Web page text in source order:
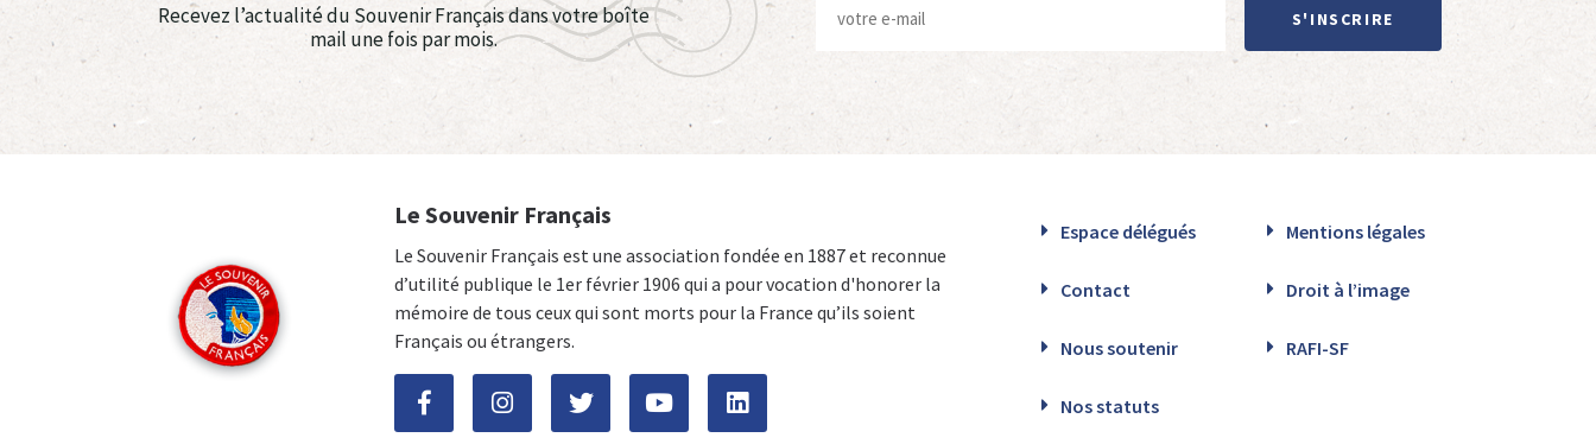
Recevez l’actualité du Souvenir Français dans votre boîte
mail une fois par mois.
S'INSCRIRE
Le Souvenir Français
Le Souvenir Français est une association fondée en 1887 et reconnue
d’utilité publique le 1er février 1906 qui a pour vocation d'honorer la
mémoire de tous ceux qui sont morts pour la France qu’ils soient
Français ou étrangers.
Espace délégués Mentions légales
Contact Droit à l’image
Nous soutenir RAFI-SF
Nos statuts